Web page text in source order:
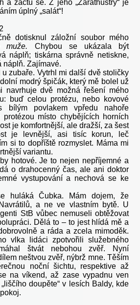
a začtu se. Z jeho „Zarathustry“ je
úplný „salát“!
dotisknul záložní soubor mého
muže. Chybou se ukázala být
náplň; tiskárna správně netiskne,
náplň. Zajímavé.
zubaře. Vytrhl mi další dvě stoličky
modrý špičák, který mě bolel už
navrhuje dvě možná řešení mého
buď celou protézu, nebo kovové
bílým povlakem vpředu nahoře
místo chybějících horních
je komfortnější, ale dražší, za šest
je levnější, asi tisíc korun, leč
si to dopříště rozmyslet. Máma mi
variantu.
hotové. Je to nejen nepříjemné a
o drahocenný čas, ale ani doktor
vystupování a nechová se ke
huláká Čubka. Mám dojem, že
a ne ve vlastním bytě. U
StB vůbec nemuseli obtěžovat
Dělá to – to jest hlídá mě a
a ráda a zcela mimoděk.
vlka lidáci zpotvořili služebného
štvát nebohou zvěř. Nyní
neštvou zvěř, nýbrž mne. Těším
noční šichtu, respektive až
na víkend, až zase vypadnu ven
doupěte“ v lesích Baldy, kde